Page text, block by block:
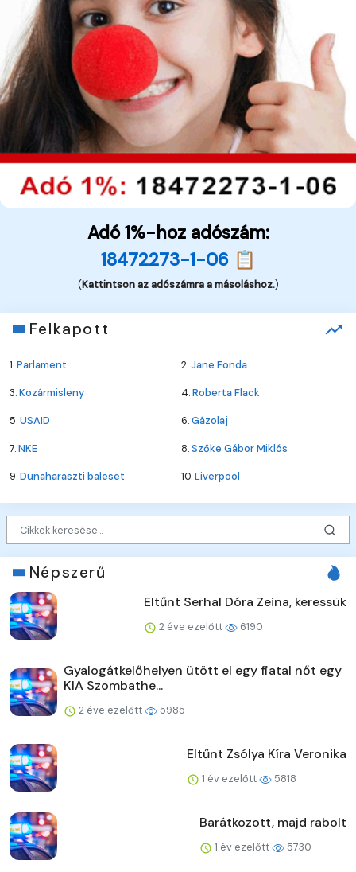
Adó 1%-hoz adószám:
18472273-1-06 📋
(Kattintson az adószámra a másoláshoz.)
Felkapott
1.Parlament 2.Jane Fonda
3.Kozármisleny 4.Roberta Flack
5.USAID 6.Gázolaj
7.NKE 8.Szőke Gábor Miklós
9.Dunaharaszti baleset 10.Liverpool
Népszerű
Eltűnt Serhal Dóra Zeina, keressük
2 éve ezelőtt 6190
Gyalogátkelőhelyen ütött el egy fiatal nőt egy
KIA Szombathe...
2 éve ezelőtt 5985
Eltűnt Zsólya Kíra Veronika
1 év ezelőtt 5818
Barátkozott, majd rabolt
1 év ezelőtt 5730